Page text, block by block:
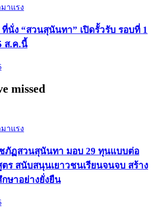
าแรง
ที่นั่ง “สวนสุนันทา” เปิดรั้วรับ รอบที่ 1
ส.ค.นี้
missed
าแรง
ภัฏสวนสุนันทา มอบ 29 ทุนแบบต่อ
ร สนับสนุนเยาวชนเรียนจนจบ สร้าง
ษาอย่างยั่งยืน